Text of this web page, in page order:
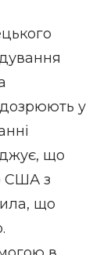
у
що
США з
що